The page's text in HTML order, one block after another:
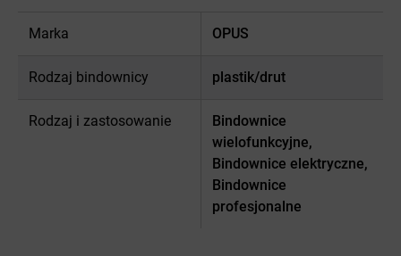
Marka OPUS
Rodzaj bindownicy plastik/drut
Rodzaj i zastosowanie
Bindownice
wielofunkcyjne,
Bindownice elektryczne,
Bindownice
profesjonalne